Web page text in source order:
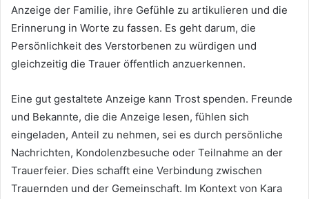
Anzeige der Familie, ihre Gefühle zu artikulieren und die
Erinnerung in Worte zu fassen. Es geht darum, die
Persönlichkeit des Verstorbenen zu würdigen und
gleichzeitig die Trauer öffentlich anzuerkennen.
Eine gut gestaltete Anzeige kann Trost spenden. Freunde
und Bekannte, die die Anzeige lesen, fühlen sich
eingeladen, Anteil zu nehmen, sei es durch persönliche
Nachrichten, Kondolenzbesuche oder Teilnahme an der
Trauerfeier. Dies schafft eine Verbindung zwischen
Trauernden und der Gemeinschaft. Im Kontext von Kara